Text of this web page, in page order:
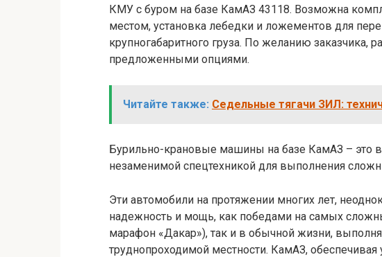
КМУ с буром на базе КамАЗ 43118. Возможна
местом, установка лебедки и ложементов для
крупногабаритного груза. По желанию заказчика,
предложенными опциями.
Читайте также: Седельные тягачи ЗИЛ:
Бурильно-крановые машины на базе КамАЗ – это
незаменимой спецтехникой для выполнения
Эти автомобили на протяжении многих лет,
надежность и мощь, как победами на самых
марафон «Дакар»), так и в обычной жизни,
труднопроходимой местности. КамАЗ,